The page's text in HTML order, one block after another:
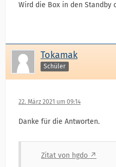
Wird die Box in den Standby
Tokamak
Schüler
22. März 2021 um 09:14
Danke für die Antworten.
Zitat von hgdo